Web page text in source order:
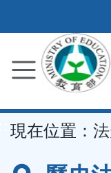
到
要
容
區
現在位置：